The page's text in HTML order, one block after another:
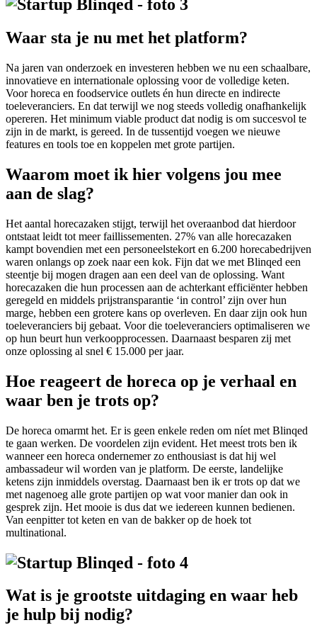
Waar sta je nu met het platform?
Na jaren van onderzoek en investeren hebben we nu een schaalbare,
innovatieve en internationale oplossing voor de volledige keten.
Voor horeca en foodservice outlets én hun directe en indirecte
toeleveranciers. En dat terwijl we nog steeds volledig onafhankelijk
opereren. Het minimum viable product dat nodig is om succesvol te
zijn in de markt, is gereed. In de tussentijd voegen we nieuwe
features en tools toe en koppelen met grote partijen.
Waarom moet ik hier volgens jou mee
aan de slag?
Het aantal horecazaken stijgt, terwijl het overaanbod dat hierdoor
ontstaat leidt tot meer faillissementen. 27% van alle horecazaken
kampt bovendien met een personeelstekort en 6.200 horecabedrijven
waren onlangs op zoek naar een kok. Fijn dat we met Blinqed een
steentje bij mogen dragen aan een deel van de oplossing. Want
horecazaken die hun processen aan de achterkant efficiënter hebben
geregeld en middels prijstransparantie ‘in control’ zijn over hun
marge, hebben een grotere kans op overleven. En daar zijn ook hun
toeleveranciers bij gebaat. Voor die toeleveranciers optimaliseren we
op hun beurt hun verkoopprocessen. Daarnaast besparen zij met
onze oplossing al snel € 15.000 per jaar.
Hoe reageert de horeca op je verhaal en
waar ben je trots op?
De horeca omarmt het. Er is geen enkele reden om níet met Blinqed
te gaan werken. De voordelen zijn evident. Het meest trots ben ik
wanneer een horeca ondernemer zo enthousiast is dat hij wel
ambassadeur wil worden van je platform. De eerste, landelijke
ketens zijn inmiddels overstag. Daarnaast ben ik er trots op dat we
met nagenoeg alle grote partijen op wat voor manier dan ook in
gesprek zijn. Het mooie is dus dat we iedereen kunnen bedienen.
Van eenpitter tot keten en van de bakker op de hoek tot
multinational.
Wat is je grootste uitdaging en waar heb
je hulp bij nodig?